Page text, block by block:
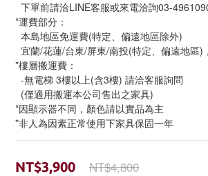
下單前請洽LINE客服或來電洽詢03-
*運費部分：
  本島地區免運費(特定、偏遠地區除外)
宜蘭/花蓮/台東/屏東/南投(特定、偏遠地區)
*樓層搬運費：
  -無電梯 3樓以上(含3樓) 請洽客服詢問
  (僅適用搬運本公司售出之家具)
*因顯示器不同，顏色請以實品為主
*非人為因素正常使用下家具保固一年
NT$3,900 NT$4,800